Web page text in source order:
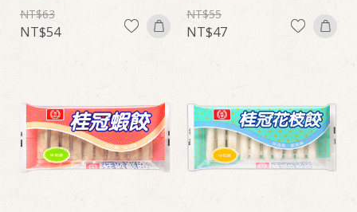
63
54
55
47